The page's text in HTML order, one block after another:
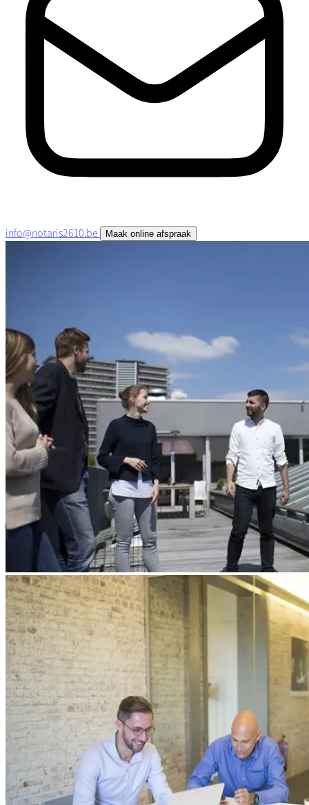
info@notaris2610.be Maak online afspraak